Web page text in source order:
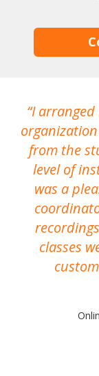
I arranged
from the
level of
was a
classes